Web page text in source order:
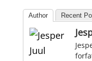
Author Recent